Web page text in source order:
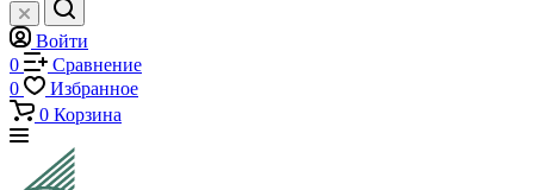
Войти
0
Сравнение
0
Избранное
0 Корзина